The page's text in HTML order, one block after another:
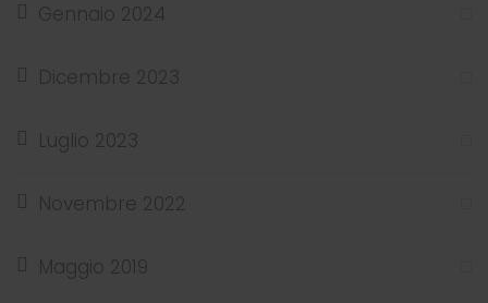
Gennaio 2024
Dicembre 2023
Luglio 2023
Novembre 2022
Maggio 2019